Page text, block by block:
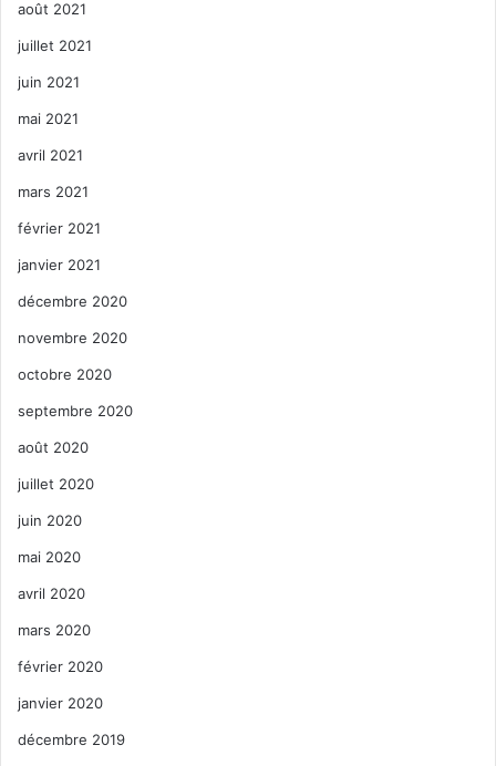
août 2021
juillet 2021
juin 2021
mai 2021
avril 2021
mars 2021
février 2021
janvier 2021
décembre 2020
novembre 2020
octobre 2020
septembre 2020
août 2020
juillet 2020
juin 2020
mai 2020
avril 2020
mars 2020
février 2020
janvier 2020
décembre 2019